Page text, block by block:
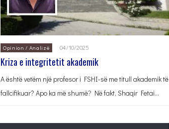
Opinion / Analizë 04/10/2025
Kriza e integritetit akademik
A është vetëm një profesor i FSHI-së me titull akademik të
fallcifikuar? Apo ka më shumë? Në fakt, Shaqir Fetai…